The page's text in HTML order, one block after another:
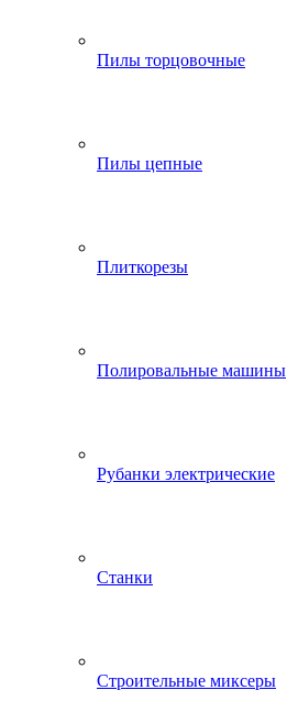
Пилы торцовочные
Пилы цепные
Плиткорезы
Полировальные машины
Рубанки электрические
Станки
Строительные миксеры